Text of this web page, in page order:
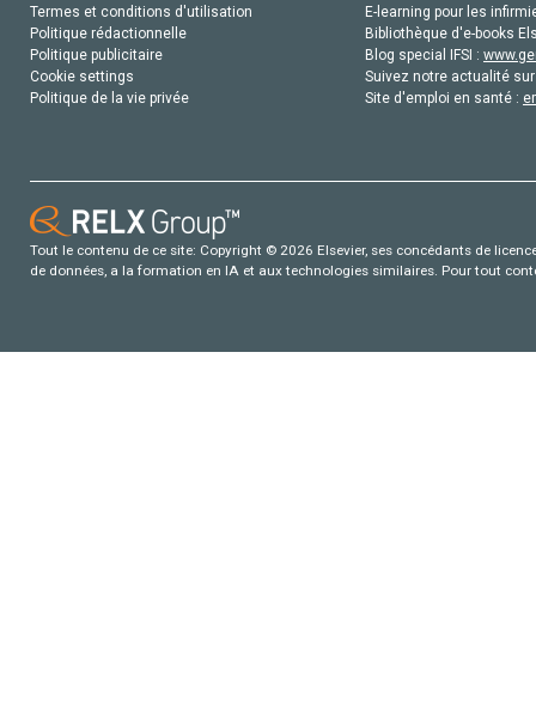
Termes et conditions d'utilisation
Politique rédactionnelle
Politique publicitaire
Cookie settings
Politique de la vie privée
E-learning pour les
Bibliothèque d'e-books
Blog special IFSI :
Suivez notre actualité
Site d'emploi en santé :
Tout le contenu de ce site: Copyright © 2026 Elsevier, ses concédants de
de données, a la formation en IA et aux technologies similaires. Pour tout